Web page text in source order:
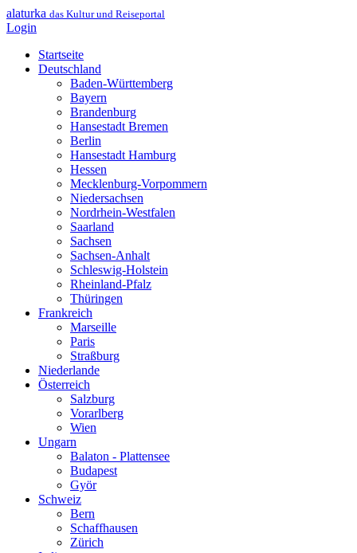
alaturka das Kultur und Reiseportal
Login
Startseite
Deutschland
Baden-Württemberg
Bayern
Brandenburg
Hansestadt Bremen
Berlin
Hansestadt Hamburg
Hessen
Mecklenburg-Vorpommern
Niedersachsen
Nordrhein-Westfalen
Saarland
Sachsen
Sachsen-Anhalt
Schleswig-Holstein
Rheinland-Pfalz
Thüringen
Frankreich
Marseille
Paris
Straßburg
Niederlande
Österreich
Salzburg
Vorarlberg
Wien
Ungarn
Balaton - Plattensee
Budapest
Györ
Schweiz
Bern
Schaffhausen
Zürich